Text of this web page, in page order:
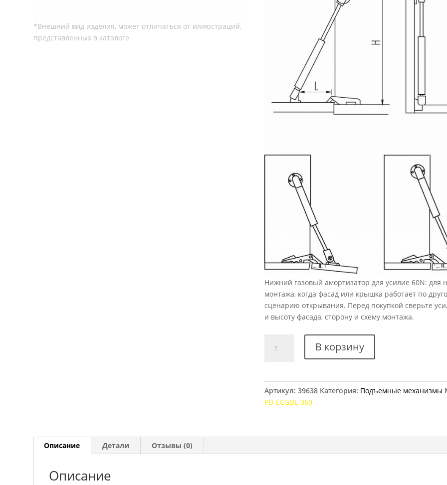
Нижний газовый амортизатор для усилие 60N: для
монтажа, когда фасад или крышка работает по
сценарию открывания. Перед покупкой сверьте
и высоту фасада, сторону и схему монтажа.
товара
GTV
В корзину
Артикул:39638 Категория: Подъемные механизмы
PD-ECGDL-060
Описание Детали Отзывы (0)
Описание